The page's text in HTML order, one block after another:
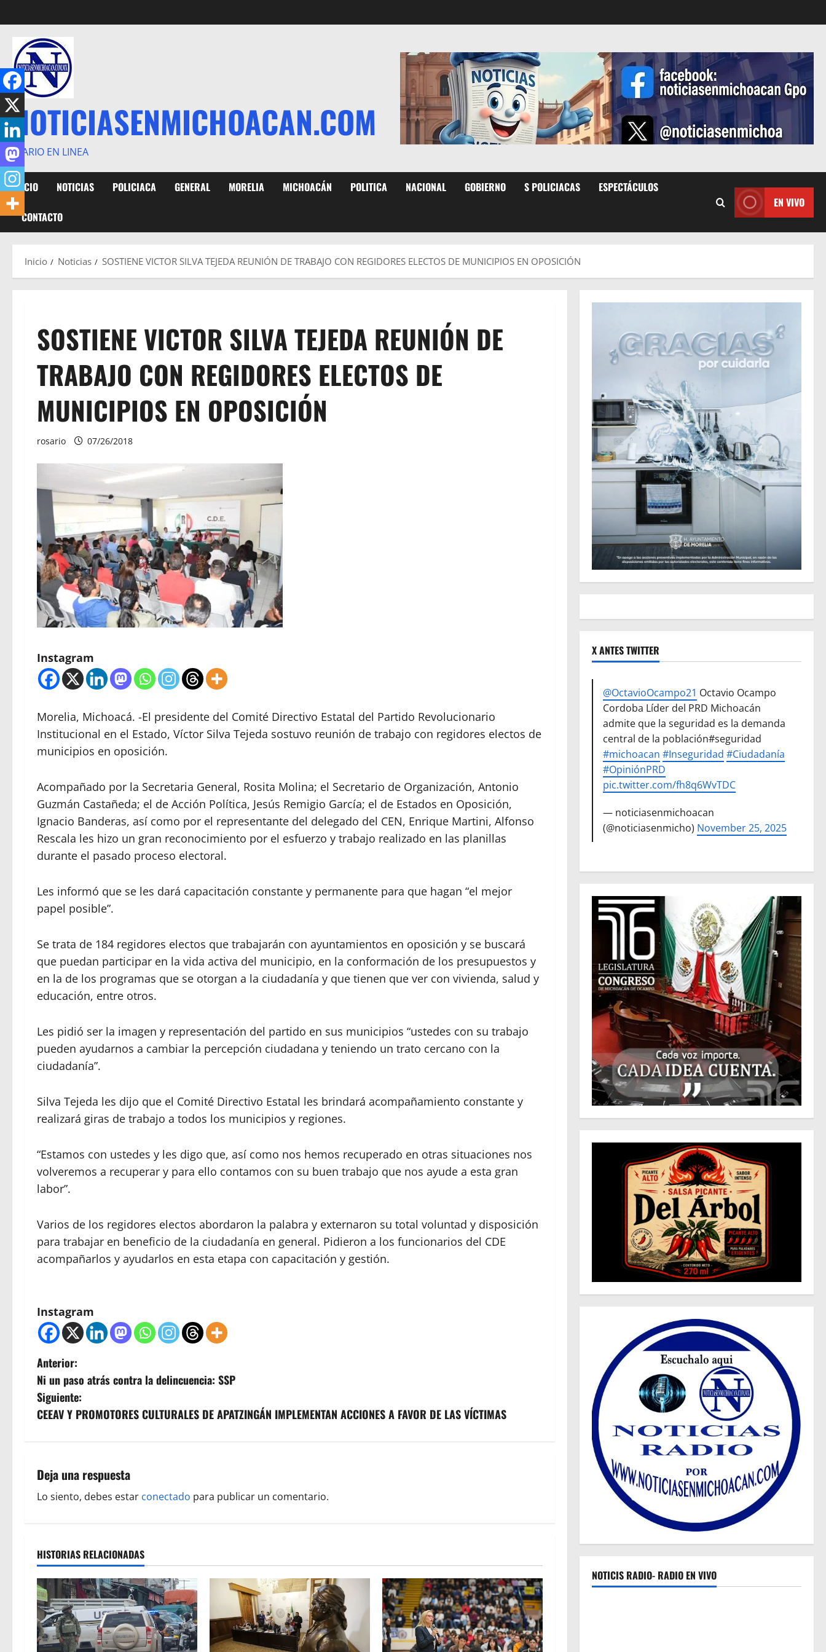
al
contenido
NOTICIASENMICHOACAN.COM
DIARIO EN LINEA
INICIO NOTICIAS POLICIACA GENERAL MORELIA MICHOACÁN POLITICA NACIONAL GOBIERNO S POLICIACAS ESPECTÁCULOS
CONTACTO
EN VIVO
Inicio Noticias SOSTIENE VICTOR SILVA TEJEDA REUNIÓN DE TRABAJO CON REGIDORES ELECTOS DE MUNICIPIOS EN OPOSICIÓN
SOSTIENE VICTOR SILVA TEJEDA REUNIÓN DE
TRABAJO CON REGIDORES ELECTOS DE
MUNICIPIOS EN OPOSICIÓN
rosario 07/26/2018
Instagram
Morelia, Michoacá. -El presidente del Comité Directivo Estatal del Partido Revolucionario
Institucional en el Estado, Víctor Silva Tejeda sostuvo reunión de trabajo con regidores electos de
municipios en oposición.
Acompañado por la Secretaria General, Rosita Molina; el Secretario de Organización, Antonio
Guzmán Castañeda; el de Acción Política, Jesús Remigio García; el de Estados en Oposición,
Ignacio Banderas, así como por el representante del delegado del CEN, Enrique Martini, Alfonso
Rescala les hizo un gran reconocimiento por el esfuerzo y trabajo realizado en las planillas
durante el pasado proceso electoral.
Les informó que se les dará capacitación constante y permanente para que hagan “el mejor
papel posible”.
Se trata de 184 regidores electos que trabajarán con ayuntamientos en oposición y se buscará
que puedan participar en la vida activa del municipio, en la conformación de los presupuestos y
en la de los programas que se otorgan a la ciudadanía y que tienen que ver con vivienda, salud y
educación, entre otros.
Les pidió ser la imagen y representación del partido en sus municipios “ustedes con su trabajo
pueden ayudarnos a cambiar la percepción ciudadana y teniendo un trato cercano con la
ciudadanía”.
Silva Tejeda les dijo que el Comité Directivo Estatal les brindará acompañamiento constante y
realizará giras de trabajo a todos los municipios y regiones.
“Estamos con ustedes y les digo que, así como nos hemos recuperado en otras situaciones nos
volveremos a recuperar y para ello contamos con su buen trabajo que nos ayude a esta gran
labor”.
Varios de los regidores electos abordaron la palabra y externaron su total voluntad y disposición
para trabajar en beneficio de la ciudadanía en general. Pidieron a los funcionarios del CDE
acompañarlos y ayudarlos en esta etapa con capacitación y gestión.
Instagram
N
a
v
g
a
i
ó
n
d
Anterior:
Ni un paso atrás contra la delincuencia: SSP
Siguiente:
CEEAV Y PROMOTORES CULTURALES DE APATZINGÁN IMPLEMENTAN ACCIONES A FAVOR DE LAS VÍCTIMAS
Deja una respuesta
Lo siento, debes estar conectado para publicar un comentario.
HISTORIAS RELACIONADAS
X ANTES TWITTER
@OctavioOcampo21 Octavio Ocampo
Cordoba Líder del PRD Michoacán
admite que la seguridad es la demanda
central de la población#seguridad
#michoacan #Inseguridad #Ciudadanía
#OpiniónPRD
pic.twitter.com/fh8q6WvTDC
— noticiasenmichoacan
(@noticiasenmicho) November 25, 2025
NOTICIS RADIO- RADIO EN VIVO